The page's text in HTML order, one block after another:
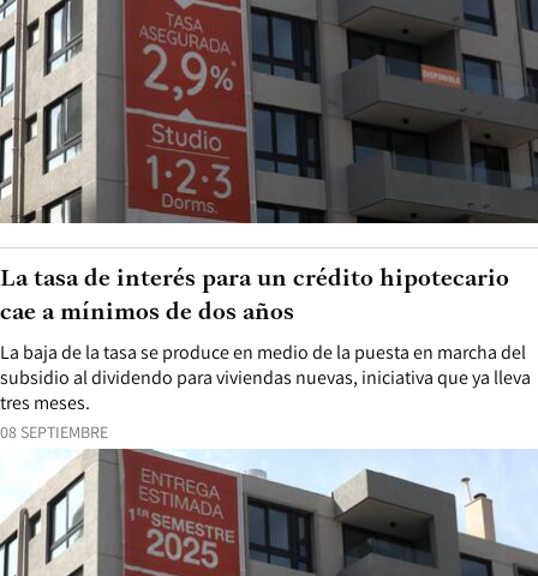
08 SEPTIEMBRE
La baja de la tasa se produce en medio de la puesta en marcha del
subsidio al dividendo para viviendas nuevas, iniciativa que ya lleva
tres meses.
La tasa de interés para un crédito hipotecario
cae a mínimos de dos años